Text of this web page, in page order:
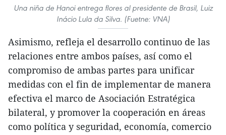
Una niña de Hanoi entrega flores al presidente de Brasil, Luiz
Inácio Lula da Silva. (Fuetne: VNA)
Asimismo, refleja el desarrollo continuo de las
relaciones entre ambos países, así como el
compromiso de ambas partes para unificar
medidas con el fin de implementar de manera
efectiva el marco de Asociación Estratégica
bilateral, y promover la cooperación en áreas
como política y seguridad, economía, comercio